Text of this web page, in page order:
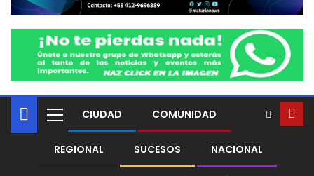
CIUDAD COMUNIDAD
REGIONAL SUCESOS NACIONAL